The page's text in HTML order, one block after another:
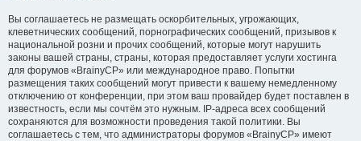
Вы соглашаетесь не размещать оскорбительных, угрожающих,
клеветнических сообщений, порнографических сообщений, призывов к
национальной розни и прочих сообщений, которые могут нарушить
законы вашей страны, страны, которая предоставляет услуги хостинга
для форумов «BrainyCP» или международное право. Попытки
размещения таких сообщений могут привести к вашему немедленному
отключению от конференции, при этом ваш провайдер будет поставлен в
известность, если мы сочтём это нужным. IP-адреса всех сообщений
сохраняются для возможности проведения такой политики. Вы
соглашаетесь с тем, что администраторы форумов «BrainyCP» имеют